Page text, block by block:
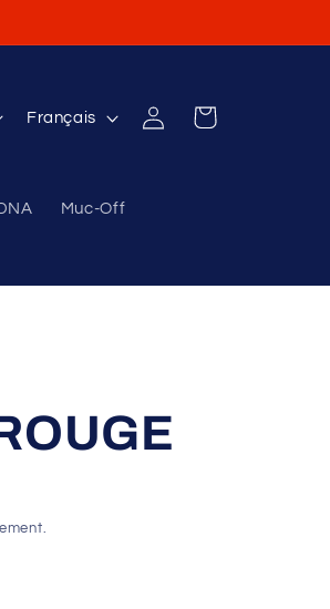
Muc-Off
L
g
e
Français ConnexionPanier